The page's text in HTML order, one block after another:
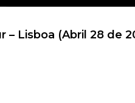
– Lisboa (Abril 28 de